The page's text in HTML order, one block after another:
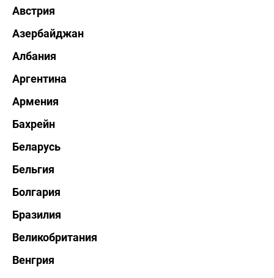
Австрия
Азербайджан
Албания
Аргентина
Армения
Бахрейн
Беларусь
Бельгия
Болгария
Бразилия
Великобритания
Венгрия